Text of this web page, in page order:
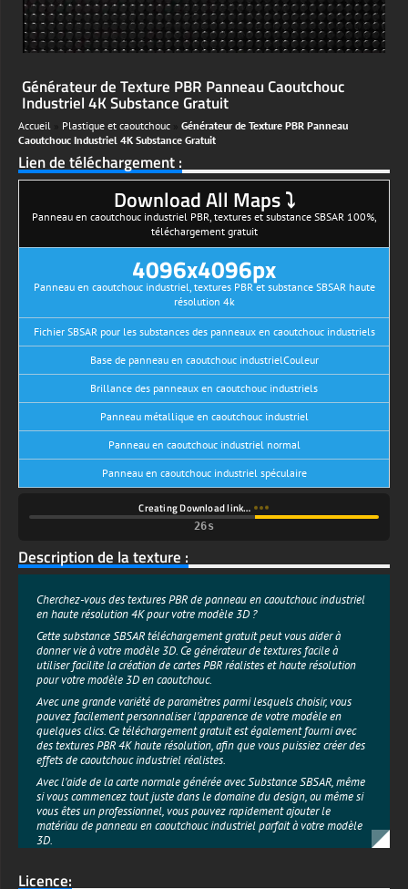
Générateur de Texture PBR Panneau Caoutchouc
Industriel 4K Substance Gratuit
Accueil Plastique et caoutchouc
Générateur de Texture PBR Panneau
Caoutchouc Industriel 4K Substance Gratuit
Lien de téléchargement :
Download All Maps ⤵
Panneau en caoutchouc industriel PBR, textures et substance SBSAR 100%,
téléchargement gratuit
4096x4096px
Panneau en caoutchouc industriel, textures PBR et substance SBSAR haute
résolution 4k
Fichier SBSAR pour les substances des panneaux en caoutchouc industriels
Base de panneau en caoutchouc industrielCouleur
Brillance des panneaux en caoutchouc industriels
Panneau métallique en caoutchouc industriel
Panneau en caoutchouc industriel normal
Panneau en caoutchouc industriel spéculaire
Creating Download link…
en haute résolution 4K pour votre modèle 3D ?
Cette substance SBSAR téléchargement gratuit peut vous aider à
donner vie à votre modèle 3D. Ce générateur de textures facile à
utiliser facilite la création de cartes PBR réalistes et haute résolution
pour votre modèle 3D en caoutchouc.
Avec une grande variété de paramètres parmi lesquels choisir, vous
pouvez facilement personnaliser l'apparence de votre modèle en
quelques clics. Ce téléchargement gratuit est également fourni avec
des textures PBR 4K haute résolution, afin que vous puissiez créer des
effets de caoutchouc industriel réalistes.
Avec l'aide de la carte normale générée avec Substance SBSAR, même
si vous commencez tout juste dans le domaine du design, ou même si
vous êtes un professionnel, vous pouvez rapidement ajouter le
matériau de panneau en caoutchouc industriel parfait à votre modèle
3D.
Vous pouvez également personnaliser et créer vos propres textures en
polyvalent facilite la création de textures avec différents niveaux de